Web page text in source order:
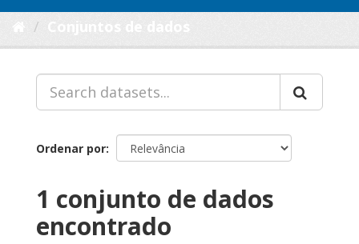
Ordenar por
1 conjunto de dados
encontrado